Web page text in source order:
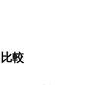
較